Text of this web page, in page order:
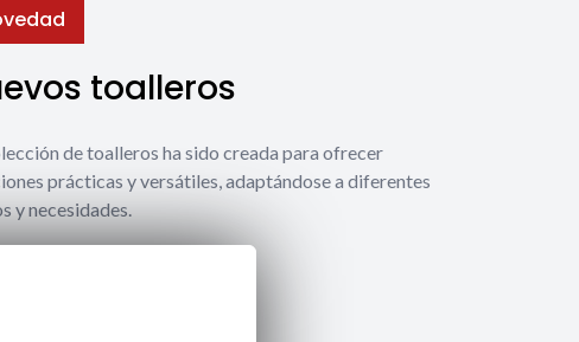
toalleros
de toalleros ha sido creada para ofrecer
prácticas y versátiles, adaptándose a diferentes
y necesidades.